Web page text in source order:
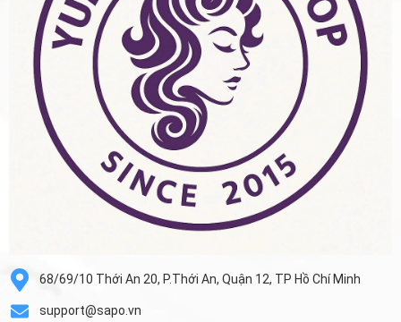
68/69/10 Thới An 20, P.Thới An, Quận 12, TP Hồ Chí Minh
support@sapo.vn